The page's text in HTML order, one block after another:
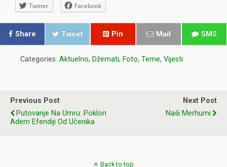
Twitter Facebook
Share Tweet Pin Mail SMS
Categories: Aktuelno, Džemati, Foto, Teme, Vijesti
Previous Post
Putovanje Na Umru: Poklon
Adem Efendiji Od Učenika
Next Post
Naši Merhumi
Back to top